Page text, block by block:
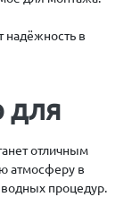
надёжность в
для
отличным
атмосферу в
процедур.